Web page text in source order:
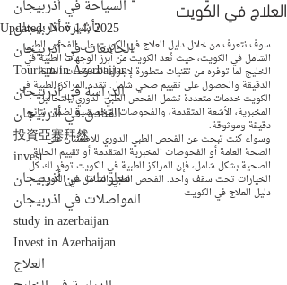
السياحة في أذربيجان
تأشيرة أذربيجان
الجامعات في أذربيجان
Tourism in Azerbaijan
الدراسة في أذربيجان
الفنادق في أذربيجان
投資亞塞拜然
invest
معلومات عن أذربيجان
المواصلات في اذربيجان
study in azerbaijan
Invest in Azerbaijan
العلاج
العلاج في الكويت
Updated:Nov 14, 2025
سوف نتعرف من خلال دليل العلاج في الكويت على الفحص الطبي
الشامل في الكويت، حيث تُعد الكويت من أبرز الوجهات الطبية في
الخليج لما توفره من تقنيات متطورة لإجراء الفحوصات الطبية
الدقيقة والحصول على تقييم صحي شامل. تقدم المراكز الطبية في
الكويت خدمات متعددة تشمل الفحص الطبي الدوري، التحاليل
المخبرية، الأشعة المتقدمة، والفحوصات التخصصية لضمان نتائج
دقيقة وموثوقة.
وسواء كنت تبحث عن الفحص الطبي الدوري للاطمئنان على
الصحة العامة أو الفحوصات المخبرية المتقدمة أو تقييم الحالة
الصحية بشكل شامل، فإن المراكز الطبية في الكويت توفر لك كل
الخيارات تحت سقف واحد. الفحص الطبي الشامل في الكويت -
دليل العلاج في الكويت